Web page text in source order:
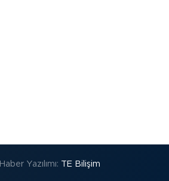
Haber Yazılımı: TE Bilişim